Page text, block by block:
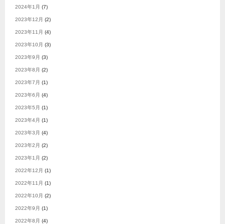
2024年1月 (7)
2023年12月 (2)
2023年11月 (4)
2023年10月 (3)
2023年9月 (3)
2023年8月 (2)
2023年7月 (1)
2023年6月 (4)
2023年5月 (1)
2023年4月 (1)
2023年3月 (4)
2023年2月 (2)
2023年1月 (2)
2022年12月 (1)
2022年11月 (1)
2022年10月 (2)
2022年9月 (1)
2022年8月 (4)